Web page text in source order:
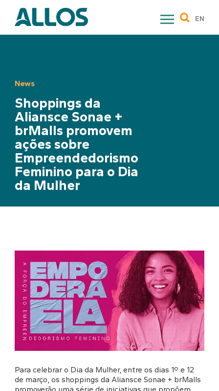
content
EN
News
Shoppings da
Aliansce Sonae +
brMalls promovem
ações sobre
Empreendedorismo
Feminino para o Dia
da Mulher
Para celebrar o Dia da Mulher, entre os dias 1º e 12
de março, os shoppings da Aliansce Sonae + brMalls